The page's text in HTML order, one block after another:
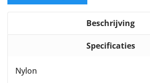
Beschrijving
Specificaties
Nylon